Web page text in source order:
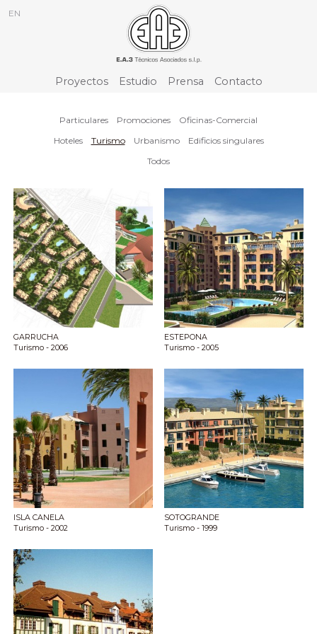
EN
Proyectos Estudio Prensa Contacto
Particulares Promociones
Oficinas-Comercial
Hoteles
Turismo Urbanismo
Edificios singulares
Todos
GARRUCHA
Turismo - 2006
ESTEPONA
Turismo - 2005
ISLA CANELA
Turismo - 2002
SOTOGRANDE
Turismo - 1999